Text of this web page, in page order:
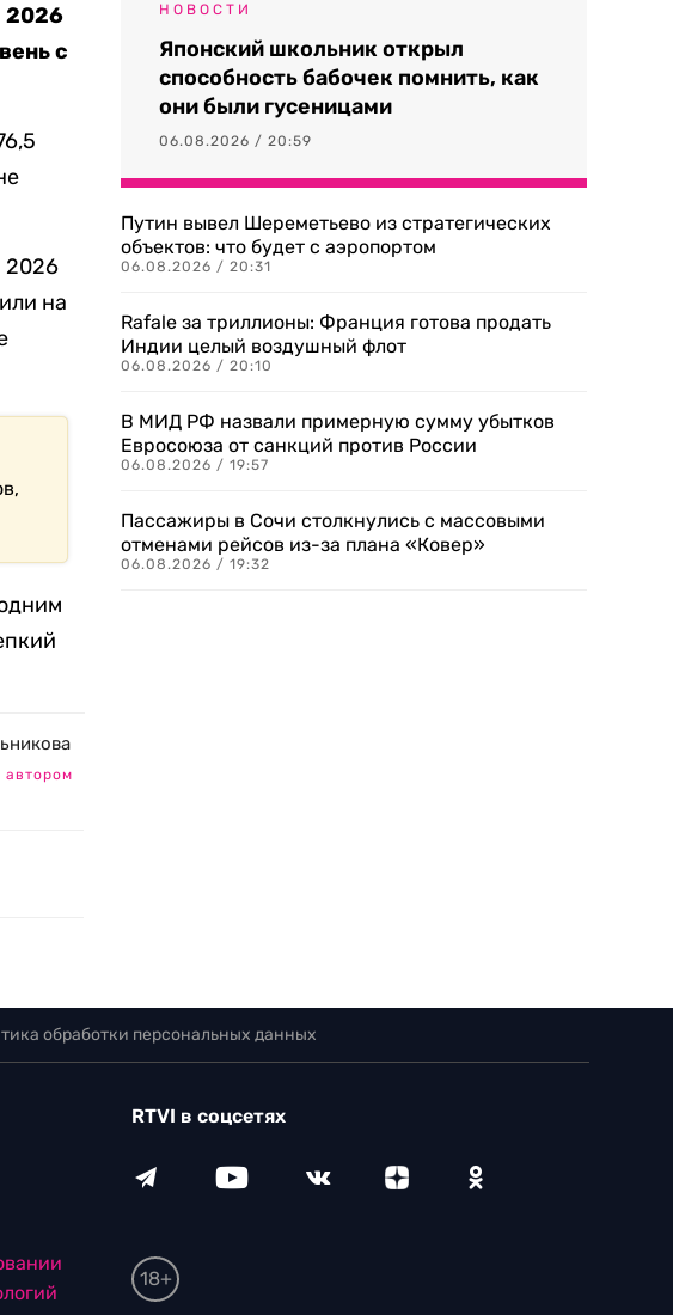
2026
с
2026
на
автором
НОВОСТИ
Японский школьник открыл
способность бабочек помнить, как
они были гусеницами
06.08.2026 / 20:59
Путин вывел Шереметьево из стратегических
объектов: что будет с аэропортом
06.08.2026 / 20:31
Rafale за триллионы: Франция готова продать
Индии целый воздушный флот
06.08.2026 / 20:10
В МИД РФ назвали примерную сумму убытков
Евросоюза от санкций против России
06.08.2026 / 19:57
Пассажиры в Сочи столкнулись с массовыми
отменами рейсов из-за плана «Ковер»
06.08.2026 / 19:32
обработки персональных данных
RTVI в соцсетях
18+